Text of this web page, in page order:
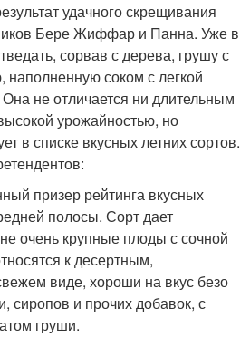
удачного скрещивания
Бере Жиффар и Панна. Уже в
сорвав с дерева, грушу с
наполненную соком с легкой
не отличается ни длительным
урожайностью, но
в списке вкусных летних сортов.
призер рейтинга вкусных
полосы. Сорт дает
очень крупные плоды с сочной
к десертным,
виде, хороши на вкус безо
сиропов и прочих добавок, с
груши.